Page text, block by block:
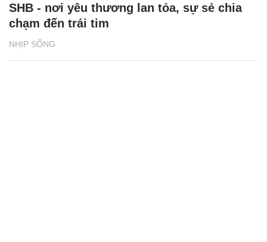
NHỊP SỐNG
SHB - nơi yêu thương lan tỏa, sự sẻ chia
chạm đến trái tim